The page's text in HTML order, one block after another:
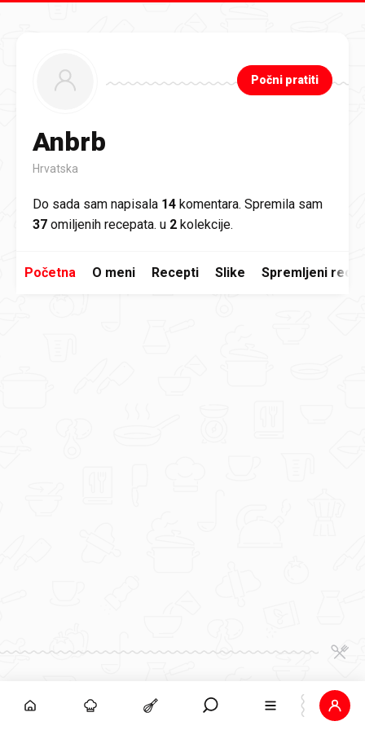
Anbrb
Hrvatska
Počni pratiti
Do sada sam napisala 14 komentara. Spremila sam
37 omiljenih recepata. u 2 kolekcije.
Početna O meni Recepti Slike Spremljeni